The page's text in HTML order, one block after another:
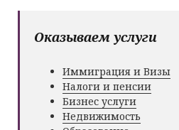
Оказываем услуги
Иммиграция и Визы
Налоги и пенсии
Бизнес услуги
Недвижимость